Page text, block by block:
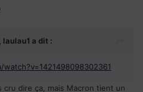
laulau1 a dit :
cru dire ça, mais Macron tient un